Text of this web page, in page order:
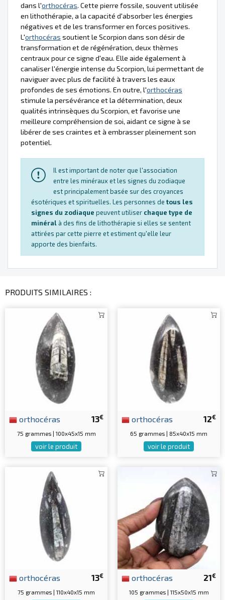
dans l'orthocéras. Cette pierre fossile, souvent utilisée
en lithothérapie, a la capacité d'absorber les énergies
négatives et de les transformer en forces positives.
L'orthocéras soutient le Scorpion dans son désir de
transformation et de régénération, deux thèmes
centraux pour ce signe d'eau. Elle aide également à
canaliser l'énergie intense du Scorpion, lui permettant de
naviguer avec plus de facilité à travers les eaux
profondes de ses émotions. En outre, l'orthocéras
stimule la persévérance et la détermination, deux
qualités intrinsèques du Scorpion, et favorise une
meilleure compréhension de soi, aidant ce signe à se
libérer de ses craintes et à embrasser pleinement son
potentiel.
Il est important de noter que l'association
entre les minéraux et les signes du zodiaque
est principalement basée sur des croyances
ésotériques et spirituelles. Les personnes de tous les
signes du zodiaque peuvent utiliser chaque type de
minéralà des fins de lithothérapie si elles se sentent
attirées par cette pierre et estiment qu'elle leur
apporte des bienfaits.
PRODUITS SIMILAIRES :
13€
orthocéras
75 grammes | 100x45x15 mm
voir le produit
12€
orthocéras
65 grammes | 85x40x15 mm
voir le produit
13€
orthocéras
75 grammes | 110x40x15 mm
21€
orthocéras
105 grammes | 115x50x15 mm